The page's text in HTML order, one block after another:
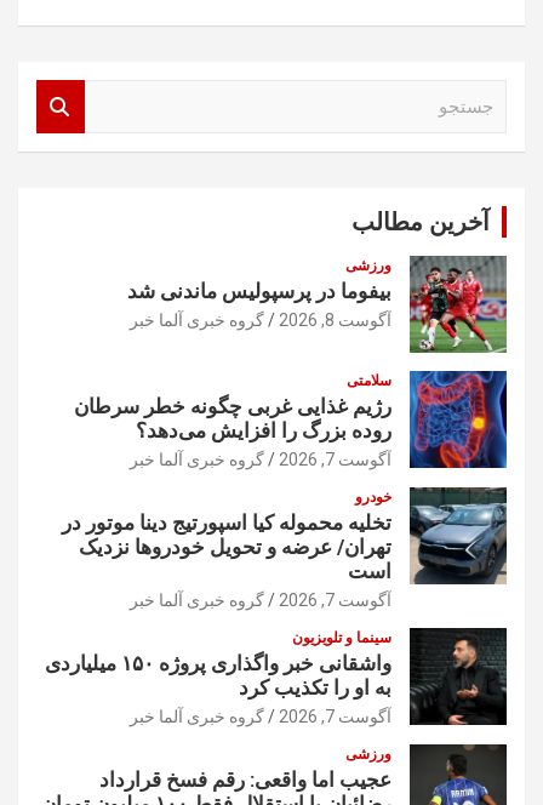
آخرین مطالب
ورزشی
بیفوما در پرسپولیس ماندنی شد
آگوست 8, 2026 گروه خبری آلما خبر
سلامتی
رژیم غذایی غربی چگونه خطر سرطان
روده بزرگ را افزایش می‌دهد؟
آگوست 7, 2026 گروه خبری آلما خبر
خودرو
تخلیه محموله کیا اسپورتیج دینا موتور در
تهران/ عرضه و تحویل خودروها نزدیک
است
آگوست 7, 2026 گروه خبری آلما خبر
سینما و تلویزیون
واشقانی خبر واگذاری پروژه ۱۵۰ میلیاردی
به او را تکذیب کرد
آگوست 7, 2026 گروه خبری آلما خبر
ورزشی
عجیب اما واقعی: رقم فسخ قرارداد